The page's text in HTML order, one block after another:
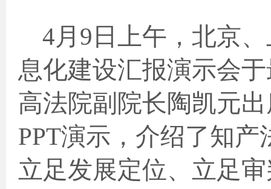
4月 9 日上午，北京
息化建设汇报演示会
高法院副院长陶凯元
PPT演示，介绍了知产
立足发展定位、立足